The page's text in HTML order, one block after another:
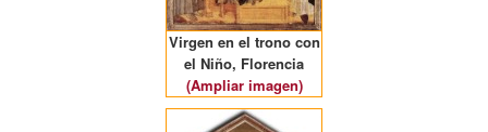
Virgen en el trono con
el Niño, Florencia
(Ampliar imagen)